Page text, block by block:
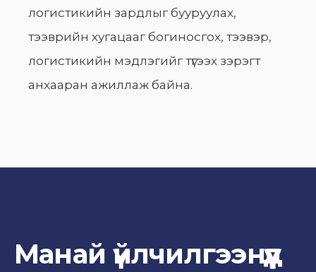
логистикийн зардлыг бууруулах,
тээврийн хугацааг богиносгох, тээвэр,
логистикийн мэдлэгийг түгээх зэрэгт
анхааран ажиллаж байна.
Манай үйлчилгээнүүд